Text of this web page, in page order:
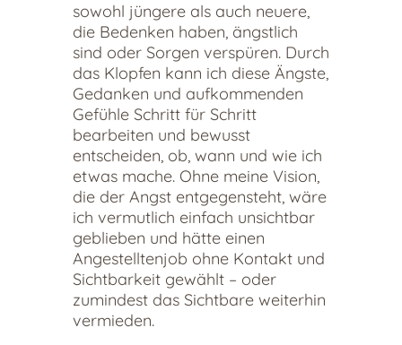
sowohl jüngere als auch neuere,
die Bedenken haben, ängstlich
sind oder Sorgen verspüren. Durch
das Klopfen kann ich diese Ängste,
Gedanken und aufkommenden
Gefühle Schritt für Schritt
bearbeiten und bewusst
entscheiden, ob, wann und wie ich
etwas mache. Ohne meine Vision,
die der Angst entgegensteht, wäre
ich vermutlich einfach unsichtbar
geblieben und hätte einen
Angestelltenjob ohne Kontakt und
Sichtbarkeit gewählt – oder
zumindest das Sichtbare weiterhin
vermieden.